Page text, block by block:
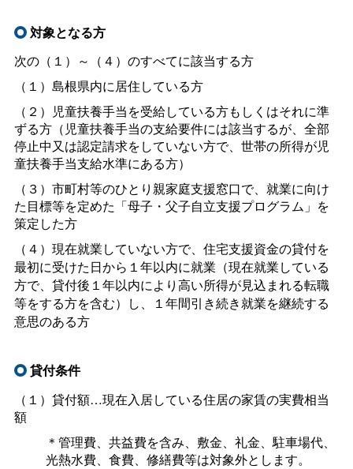
対象となる方
次の（１）～（４）のすべてに該当する方
（１）島根県内に居住している方
（２）児童扶養手当を受給している方もしくはそれに準
ずる方（児童扶養手当の支給要件には該当するが、全部
停止中又は認定請求をしていない方で、世帯の所得が児
童扶養手当支給水準にある方）
（３）市町村等のひとり親家庭支援窓口で、就業に向け
た目標等を定めた「母子・父子自立支援プログラム」を
策定した方
（４） 現在就業していない方で、住宅支援資金の貸付を
最初に受けた日から１年以内に就業（現在就業している
方で、貸付後１年以内により高い所得が見込まれる転職
等をする方を含む）し、１年間引き続き就業を継続する
意思のある方
貸付条件
（１）貸付額…現在入居している住居の家賃の実費相当
額
＊管理費、共益費を含み、敷金、礼金、駐車場代、
光熱水費、食費、修繕費等は対象外とします。